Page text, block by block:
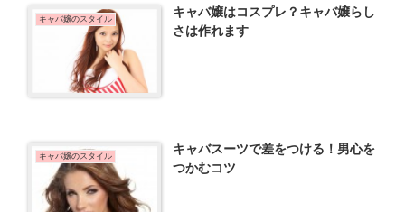
キャバ嬢のスタイル
キャバ嬢はコスプレ？キャバ嬢らし
さは作れます
キャバ嬢のスタイル
キャバスーツで差をつける！男心を
つかむコツ